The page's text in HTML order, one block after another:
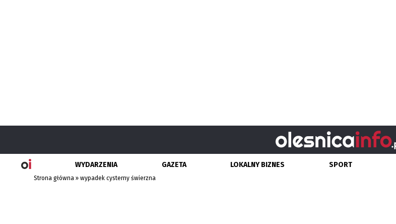
WYDARZENIA GAZETA LOKALNY BIZNES SPORT
Strona główna »wypadek cysterny świerzna